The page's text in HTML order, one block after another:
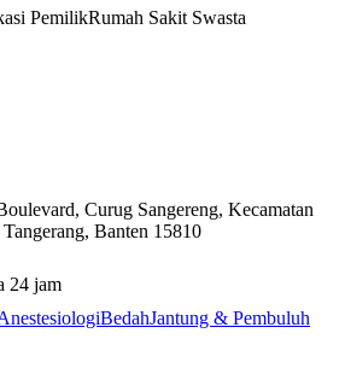
PemilikRumah Sakit Swasta
Curug Sangereng, Kecamatan
Banten 15810
24 jam
BedahJantung & Pembuluh